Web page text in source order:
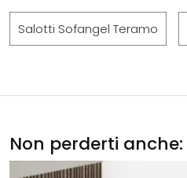
Salotti Sofangel Teramo
Non perderti anche: